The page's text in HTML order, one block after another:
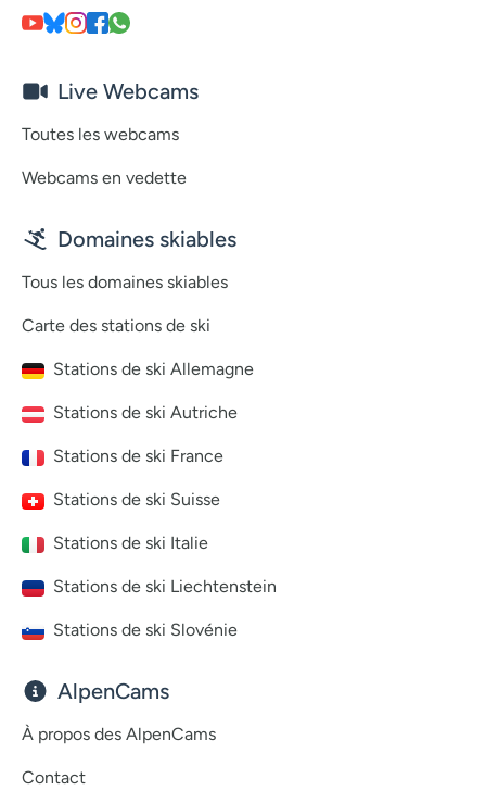
Live Webcams
Toutes les webcams
Webcams en vedette
Domaines skiables
Tous les domaines skiables
Carte des stations de ski
Stations de ski Allemagne
Stations de ski Autriche
Stations de ski France
Stations de ski Suisse
Stations de ski Italie
Stations de ski Liechtenstein
Stations de ski Slovénie
AlpenCams
À propos des AlpenCams
Contact